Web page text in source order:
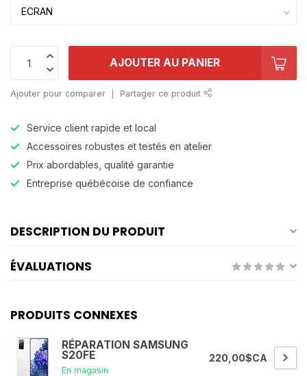
AJOUTER AU PANIER
Ajouter pour comparer Partager ce produit
Service client rapide et local
Accessoires robustes et testés en atelier
Prix abordables, qualité garantie
Entreprise québécoise de confiance
DESCRIPTION DU PRODUIT
ÉVALUATIONS
PRODUITS CONNEXES
RÉPARATION SAMSUNG
S20FE
En magasin
220,00$CA